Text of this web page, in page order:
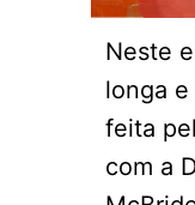
Neste
longa
feita
com a